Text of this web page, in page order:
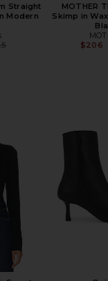
Straight
Modern
price:
MOTHER
Skimp in
$206